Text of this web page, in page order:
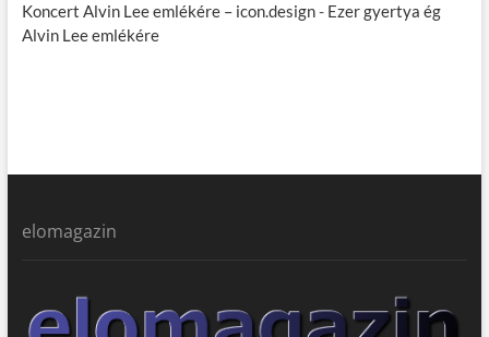
Koncert Alvin Lee emlékére – icon.design- Ezer gyertya ég
Alvin Lee emlékére
elomagazin